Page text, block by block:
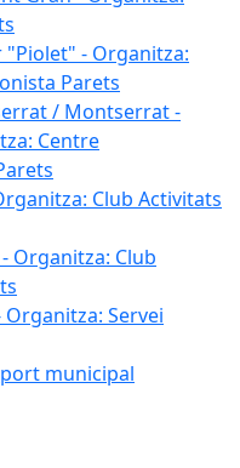
- Organitza:
Parets
/ Montserrat -
Centre
Club Activitats
Organitza: Club
Organitza: Servei
municipal